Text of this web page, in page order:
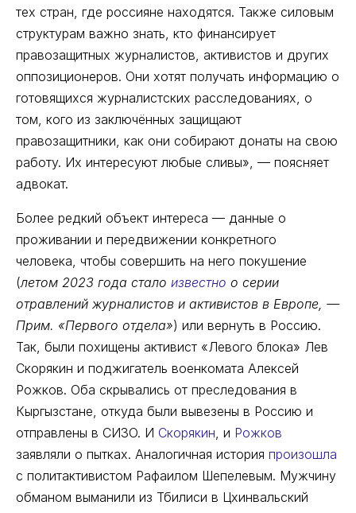
тех стран, где россияне находятся. Также силовым
структурам важно знать, кто финансирует
правозащитных журналистов, активистов и других
оппозиционеров. Они хотят получать информацию о
готовящихся журналистских расследованиях, о
том, кого из заключённых защищают
правозащитники, как они собирают донаты на свою
работу. Их интересуют любые сливы», — поясняет
адвокат.
Более редкий объект интереса — данные о
проживании и передвижении конкретного
человека, чтобы совершить на него покушение
(летом 2023 года стало известно о серии
отравлений журналистов и активистов в Европе, —
Прим. «Первого отдела») или вернуть в Россию.
Так, были похищены активист «Левого блока» Лев
Скорякин и поджигатель военкомата Алексей
Рожков. Оба скрывались от преследования в
Кыргызстане, откуда были вывезены в Россию и
отправлены в СИЗО. И Скорякин, и Рожков
заявляли о пытках. Аналогичная история произошла
с политактивистом Рафаилом Шепелевым. Мужчину
обманом выманили из Тбилиси в Цхинвальский